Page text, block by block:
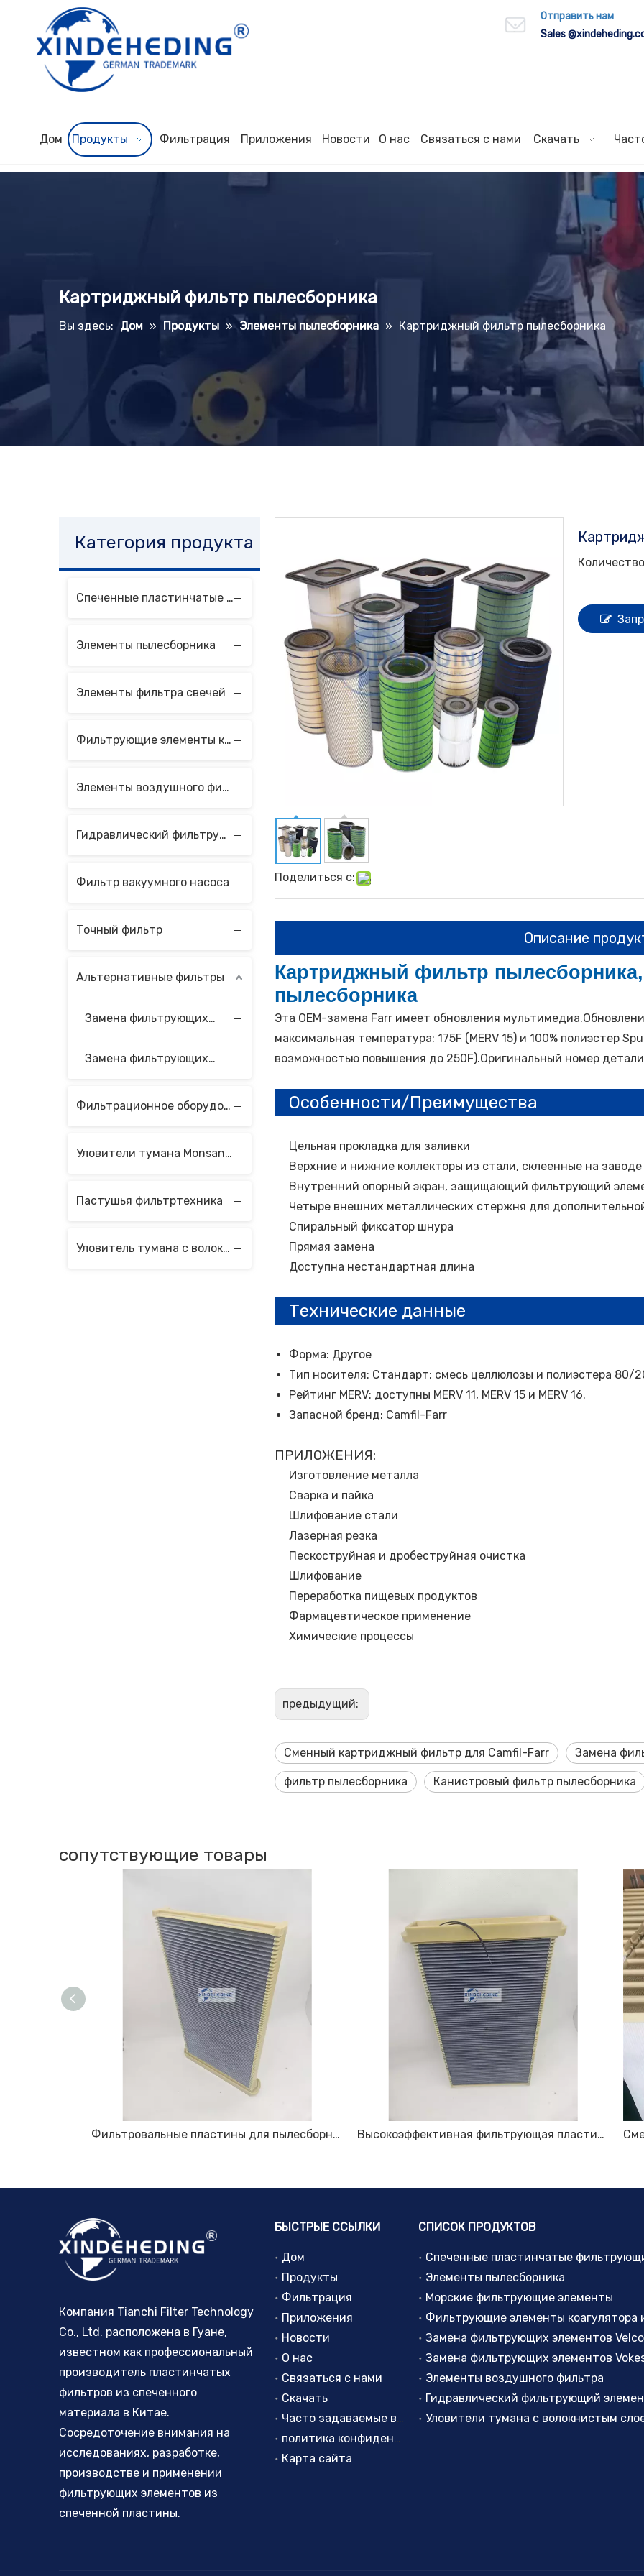
Отправить нам
Sales
Дом Продукты Фильтрация Приложения Новости О нас Связаться с нами Скачать
Картриджный фильтр пылесборника
Вы здесь: Дом » Продукты » Элементы пылесборника » Картриджный фильтр пылесборника
Категория продукта
Спеченные пластинчатые фильтрующие элементы
Элементы пылесборника
Элементы фильтра свечей
Фильтрующие элементы коагулятора и сепаратора
Элементы воздушного фильтра
Гидравлический фильтрующий элемент
Фильтр вакуумного насоса
Точный фильтр
Альтернативные фильтры
Замена фильтрующих элементов Velcon
Замена фильтрующих элементов Vokes
Фильтрационное оборудование
Уловители тумана Monsanto с волокнистым слоем
Пастушья фильтртехника
Уловитель тумана с волоконным слоем
Поделиться с:
Описание
Картриджный фильтр
пылесборника
Эта OEM-замена Farr имеет обновления
максимальная температура: 175F (MERV 15) и 100% полиэстер
возможностью повышения до 250F).Оригинальный номер
Особенности/Преимущества
Цельная прокладка для заливки
Верхние и нижние коллекторы из стали, склеенные на заводе
Внутренний опорный экран, защищающий фильтрующий
Четыре внешних металлических стержня для
Спиральный фиксатор шнура
Прямая замена
Доступна нестандартная длина
Технические данные
Форма: Другое
Тип носителя: Стандарт: смесь целлюлозы и полиэстера 80/
Рейтинг MERV: доступны MERV 11, MERV 15 и MERV 16.
Запасной бренд: Camfil-Farr
ПРИЛОЖЕНИЯ:
Изготовление металла
Сварка и пайка
Шлифование стали
Лазерная резка
Пескоструйная и дробеструйная очистка
Шлифование
Переработка пищевых продуктов
Фармацевтическое применение
Химические процессы
предыдущий:
Сменный картриджный фильтр для Camfil-Farr Замена
фильтр пылесборника Канистровый фильтр пылесборника
сопутствующие товары
Фильтровальные пластины для пылесборника премиум-класса — долговечные и высокоэффективные решения для фильтрации Высокоэффективная фильтрующая пластина для удаления пыли
Компания Tianchi Filter Technology
Co., Ltd. расположена в Гуане,
известном как профессиональный
производитель пластинчатых
фильтров из спеченного
материала в Китае.
Сосредоточение внимания на
исследованиях, разработке,
производстве и применении
фильтрующих элементов из
спеченной пластины.
БЫСТРЫЕ ССЫЛКИ
Дом
Продукты
Фильтрация
Приложения
Новости
О нас
Связаться с нами
Скачать
Часто задаваемые вопросы
политика конфиденциальности
Карта сайта
СПИСОК ПРОДУКТОВ
Элементы пылесборника
Морские фильтрующие элементы
Замена фильтрующих элементов
Замена фильтрующих элементов
Элементы воздушного фильтра
Гидравлический фильтрующий